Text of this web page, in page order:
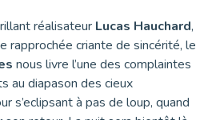
réalisateur Lucas Hauchard,
rapprochée criante de sincérité, le
nous livre l’une des complaintes
au diapason des cieux
s’eclipsant à pas de loup, quand